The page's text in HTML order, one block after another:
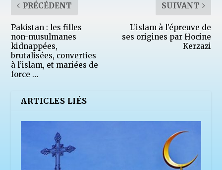
PRÉCÉDENT
Pakistan : les filles
non-musulmanes
kidnappées,
brutalisées, converties
à l’islam, et mariées de
force …
SUIVANT
L’islam à l’épreuve de
ses origines par Hocine
Kerzazi
ARTICLES LIÉS